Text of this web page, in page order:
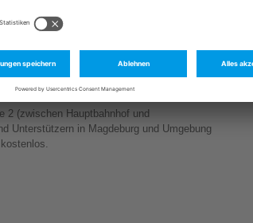
haben die Wohnberater Christopher
Sprache) und die „Wohnkiste“ entwickelt –
eingearbeitet. So entsteht Schritt
angemieteten Wohnung mit Unterstützung
in Magdeburg Cracau.
2 (zwischen Hauptbahnhof und
Unterstützern in Magdeburg und Umgebung